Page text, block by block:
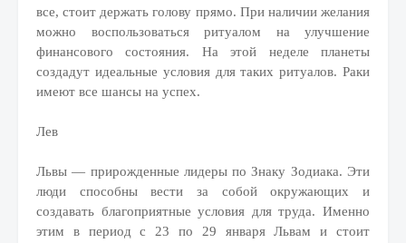
все, стоит держать голову прямо. При наличии желания
можно воспользоваться ритуалом на улучшение
финансового состояния. На этой неделе планеты
создадут идеальные условия для таких ритуалов. Раки
имеют все шансы на успех.
Лев
Львы — прирожденные лидеры по Знаку Зодиака. Эти
люди способны вести за собой окружающих и
создавать благоприятные условия для труда. Именно
этим в период с 23 по 29 января Львам и стоит